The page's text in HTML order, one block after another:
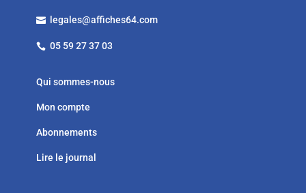
 legales@affiches64.com
 05 59 27 37 03
Qui sommes-nous
Mon compte
Abonnements
Lire le journal